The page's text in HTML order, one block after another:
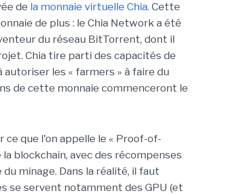
de la monnaie virtuelle Chia. Cette
de plus : le Chia Network a été
du réseau BitTorrent, dont il
Chia tire parti des capacités de
les « farmers » à faire du
de cette monnaie commenceront le
que l'on appelle le « Proof-of-
blockchain, avec des récompenses
minage. Dans la réalité, il faut
se servent notamment des GPU (et